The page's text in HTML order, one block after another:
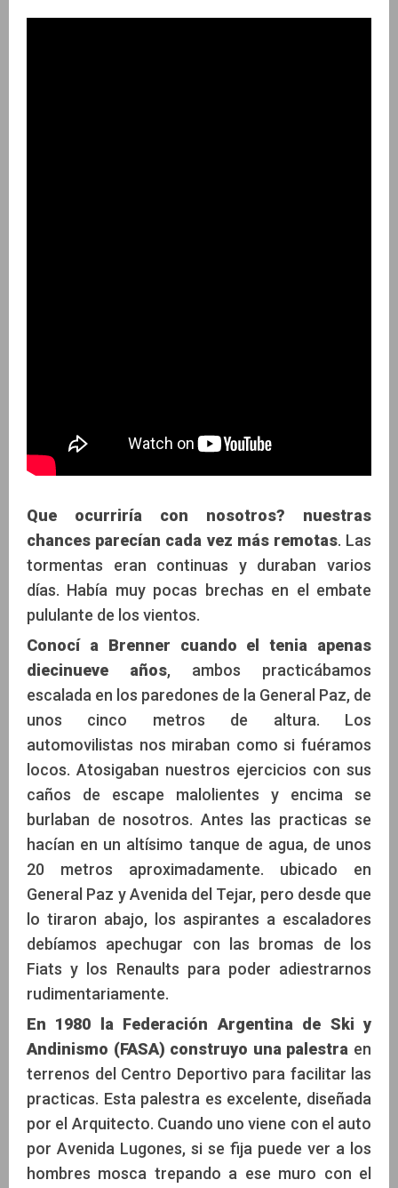
Que ocurriría con nosotros? nuestras
chances parecían cada vez más remotas. Las
tormentas eran continuas y duraban varios
días. Había muy pocas brechas en el embate
pululante de los vientos.
Conocí a Brenner cuando el tenia apenas
diecinueve años, ambos practicábamos
escalada en los paredones de la General Paz, de
unos cinco metros de altura. Los
automovilistas nos miraban como si fuéramos
locos. Atosigaban nuestros ejercicios con sus
caños de escape malolientes y encima se
burlaban de nosotros. Antes las practicas se
hacían en un altísimo tanque de agua, de unos
20 metros aproximadamente. ubicado en
General Paz y Avenida del Tejar, pero desde que
lo tiraron abajo, los aspirantes a escaladores
debíamos apechugar con las bromas de los
Fiats y los Renaults para poder adiestrarnos
rudimentariamente.
En 1980 la Federación Argentina de Ski y
Andinismo (FASA) construyo una palestra en
terrenos del Centro Deportivo para facilitar las
practicas. Esta palestra es excelente, diseñada
por el Arquitecto. Cuando uno viene con el auto
por Avenida Lugones, si se fija puede ver a los
hombres mosca trepando a ese muro con el